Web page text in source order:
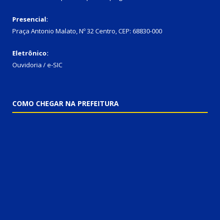
Presencial:
Praça Antonio Malato, Nº 32 Centro, CEP: 68830-000
Eletrônico:
Ouvidoria / e-SIC
COMO CHEGAR NA PREFEITURA